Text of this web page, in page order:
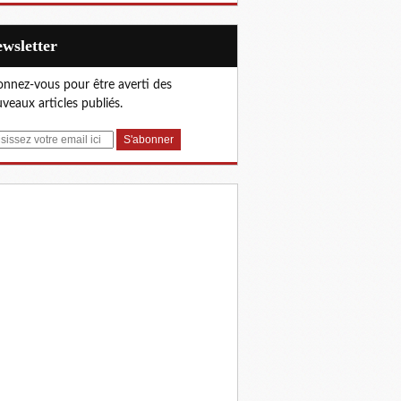
vous pour être averti des
articles publiés.